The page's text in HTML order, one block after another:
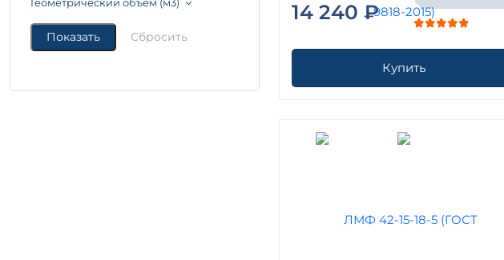
14 240 ₽
Купить